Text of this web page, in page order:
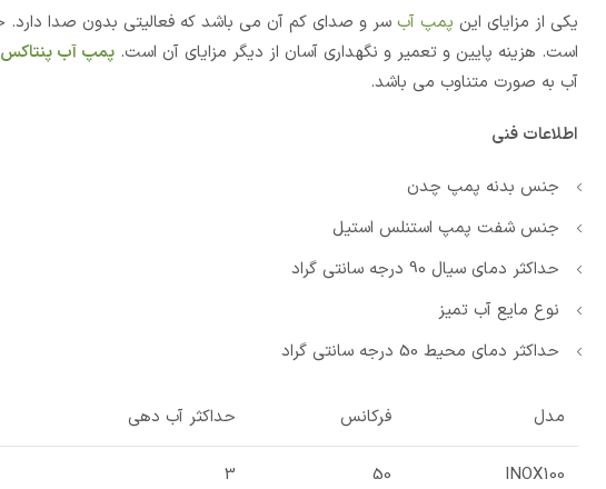
یکی از مزایای این پمپ آب
است. هزینه پایین و تعمیر و نگهداری آسان از دیگر مزایای آن است. پمپ آب پنتاکس
آب به صورت متناوب می باشد.
اطلاعات فنی
جنس بدنه پمپ چدن
جنس شفت پمپ استنلس استیل
حداکثر دمای سیال 90 درجه سانتی گراد
نوع مایع آب تمیز
حداکثر دمای محیط 50 درجه سانتی گراد
مدل فرکانس حداکثر آب دهی
INOX100
50
3